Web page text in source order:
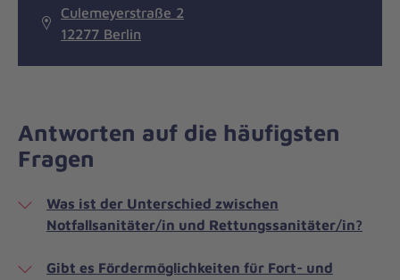
Culemeyerstraße 2
12277 Berlin
Antworten auf die häufigsten
Fragen
Was ist der Unterschied zwischen
Notfallsanitäter/in und Rettungssanitäter/in?
Gibt es Fördermöglichkeiten für Fort- und